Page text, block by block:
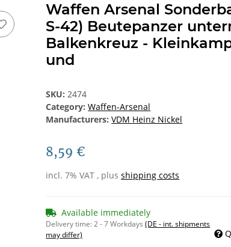
Waffen Arsenal
S-42) Beutepanzer
Balkenkreuz -
und
SKU:2474
Category:Waffen-Arsenal
Manufacturers: VDM Heinz Nickel
8,59 €
incl. 7% VAT , plusshipping costs
Available immediately
Delivery time:2 - 7 Workdays(DE - int. shipments
may differ)